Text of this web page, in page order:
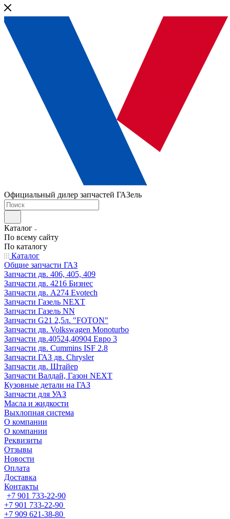
Официальный дилер запчастей ГАЗель
Каталог
По всему сайту
По каталогу
Каталог
Общие запчасти ГАЗ
Запчасти дв. 406, 405, 409
Запчасти дв. 4216 Бизнес
Запчасти дв. A274 Evotech
Запчасти Газель NEXT
Запчасти Газель NN
Запчасти G21 2,5л. "FOTON"
Запчасти дв. Volkswagen Monoturbo
Запчасти дв.40524,40904 Евро 3
Запчасти дв. Cummins ISF 2.8
Запчасти ГАЗ дв. Chrysler
Запчасти дв. Штайер
Запчасти Валдай, Газон NEXT
Кузовные детали на ГАЗ
Запчасти для УАЗ
Масла и жидкости
Выхлопная система
О компании
О компании
Реквизиты
Отзывы
Новости
Оплата
Доставка
Контакты
+7 901 733-22-90
+7 901 733-22-90
+7 909 621-38-80